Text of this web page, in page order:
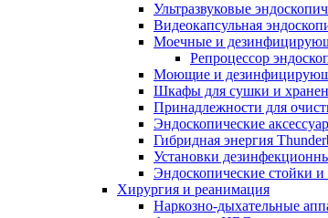
Ультразвуковые
Видеокапсульная
Моечные и
Репроцессор
Моющие и
Шкафы для сушки и
Принадлежности для
Эндоскопические
Гибридная энергия
Установки
Эндоскопические стойки и
Хирургия и реанимация
Наркозно-дыхательные